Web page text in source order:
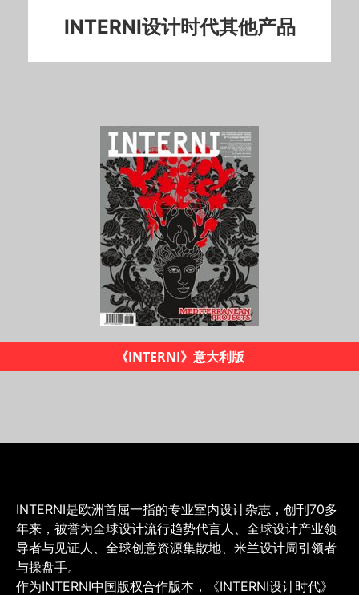
INTERNI设计时代其他产品
《INTERNI设计时代》杂志
INTERNI是欧洲首屈一指的专业室内设计杂志，创刊70多
年来，被誉为全球设计流行趋势代言人、全球设计产业领
导者与见证人、全球创意资源集散地、米兰设计周引领者
与操盘手。
作为INTERNI中国版权合作版本，《INTERNI设计时代》